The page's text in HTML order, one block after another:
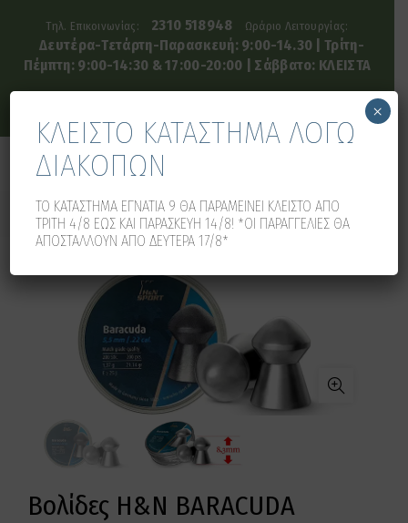
Τηλ. Επικοινωνίας: 2310 518948 Ωράριο Λειτουργίας:
Δευτέρα-Τετάρτη-Παρασκευή: 9:00-14.30 | Τρίτη-
Πέμπτη: 9:00-14:30 & 17:00-20:00 | Σάββατο: ΚΛΕΙΣΤΑ
Βολίδες H&N BARACUDA
ΚΛΕΙΣΤΟ ΚΑΤΑΣΤΗΜΑ ΛΟΓΩ
ΔΙΑΚΟΠΩΝ
ΤΟ ΚΑΤΑΣΤΗΜΑ ΕΓΝΑΤΙΑ 9 ΘΑ ΠΑΡΑΜΕΙΝΕΙ ΚΛΕΙΣΤΟ ΑΠΟ
ΤΡΙΤΗ 4/8 ΕΩΣ ΚΑΙ ΠΑΡΑΣΚΕΥΗ 14/8! *ΟΙ ΠΑΡΑΓΓΕΛΙΕΣ ΘΑ
ΑΠΟΣΤΑΛΛΟΥΝ ΑΠΟ ΔΕΥΤΕΡΑ 17/8*
×